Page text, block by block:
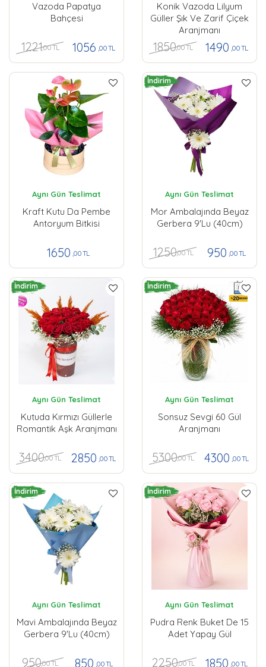
Vazoda Papatya
Bahçesi
1221,00 TL 1056 ,00 TL
Konik Vazoda Lilyum
Güller Şık Ve Zarif Çiçek
Aranjmanı
1850,00 TL 1490 ,00 TL
Aynı Gün Teslimat
Kraft Kutu Da Pembe
Antoryum Bitkisi
1650 ,00 TL
İndirim
Aynı Gün Teslimat
Mor Ambalajında Beyaz
Gerbera 9'lu (40cm)
1250,00 TL 950 ,00 TL
İndirim
Aynı Gün Teslimat
Kutuda Kırmızı Güllerle
Romantik Aşk Aranjmanı
3400,00 TL 2850 ,00 TL
İndirim
Aynı Gün Teslimat
Sonsuz Sevgi 60 Gül
Aranjmanı
5300,00 TL 4300 ,00 TL
İndirim
Aynı Gün Teslimat
Mavi Ambalajında Beyaz
Gerbera 9'lu (40cm)
950,00 TL 850 ,00 TL
İndirim
Aynı Gün Teslimat
Pudra Renk Buket De 15
Adet Yapay Gül
2250,00 TL 1850 ,00 TL